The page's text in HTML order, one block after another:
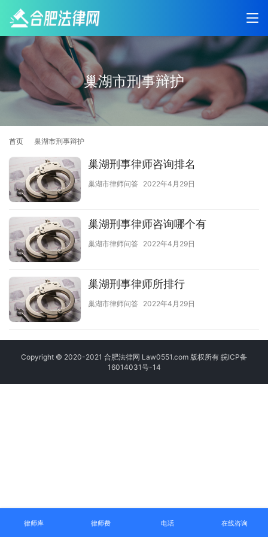
巢湖市刑事辩护
首页 巢湖市刑事辩护
巢湖刑事律师咨询排名
巢湖市律师问答 2022年4月29日
巢湖刑事律师咨询哪个有
巢湖市律师问答 2022年4月29日
巢湖刑事律师所排行
巢湖市律师问答 2022年4月29日
Copyright © 2020-2021 合肥法律网 Law0551.com 版权所有 皖ICP备
16014031号-14
律师库 律师费 电话 在线咨询